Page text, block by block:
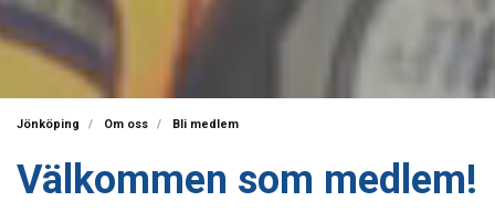
Jönköping Om oss Bli medlem
Välkommen som medlem!